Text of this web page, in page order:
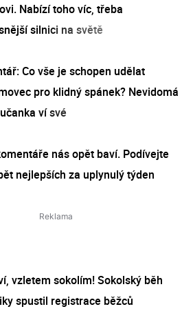
Nabízí toho víc, třeba
silnici na světě
Co vše je schopen udělat
pro klidný spánek? Nevidomá
ví své
nás opět baví. Podívejte
nejlepších za uplynulý týden
vzletem sokolím! Sokolský běh
spustil registrace běžců